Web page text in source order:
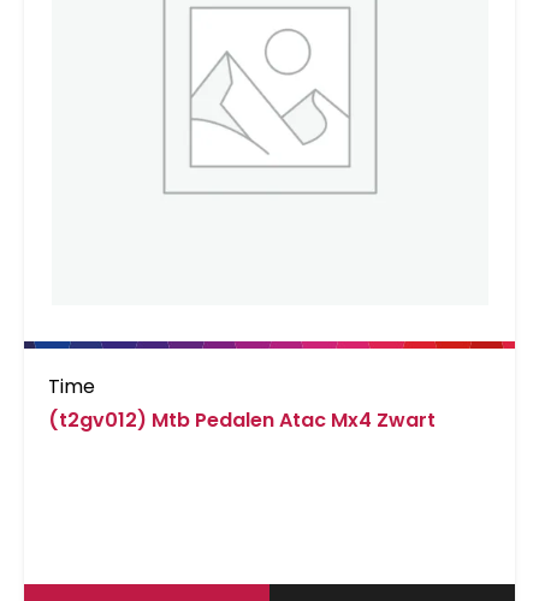
Time
(t2gv012) Mtb Pedalen Atac Mx4 Zwart